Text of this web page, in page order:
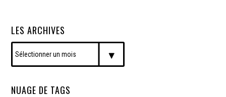
LES ARCHIVES
NUAGE DE TAGS